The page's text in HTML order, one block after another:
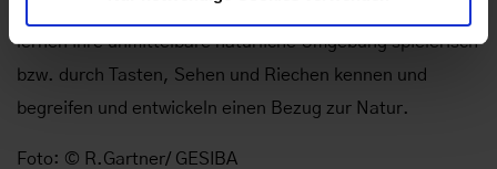
Neue über die Sinnesorgane förmlich aufgesaugt – Kinder
lernen ihre unmittelbare natürliche Umgebung spielerisch
bzw. durch Tasten, Sehen und Riechen kennen und
begreifen und entwickeln einen Bezug zur Natur.
Foto: © R.Gartner/ GESIBA